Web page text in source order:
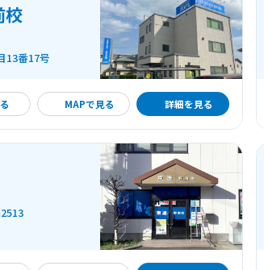
校
13番17号
MAPで見る 詳細を見る